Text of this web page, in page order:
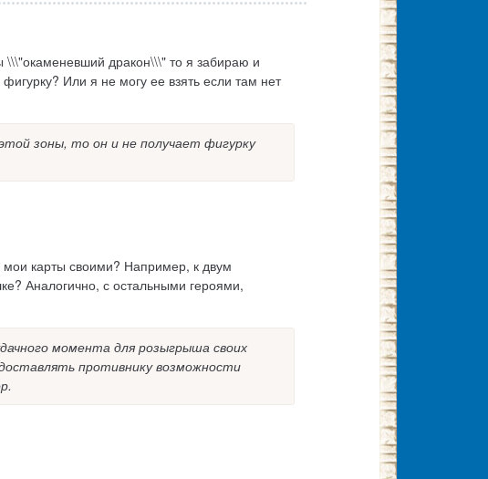
\\\"окаменевший дракон\\\" то я забираю и
Или я не могу ее взять если там нет
зоны, то он и не получает фигурку
карты своими? Например, к двум
Аналогично, с остальными героями,
момента для розыгрыша своих
противнику возможности